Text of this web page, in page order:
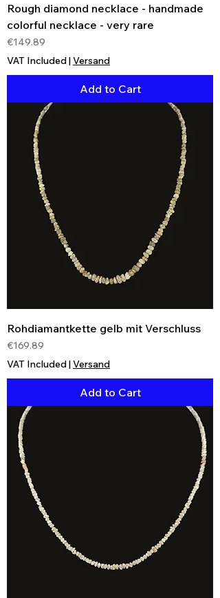
Rough diamond necklace - handmade
colorful necklace - very rare
Price
€149.89
VAT Included|Versand
Add to Cart
Rohdiamantkette gelb mit Verschluss
Price
€169.89
VAT Included|Versand
Add to Cart